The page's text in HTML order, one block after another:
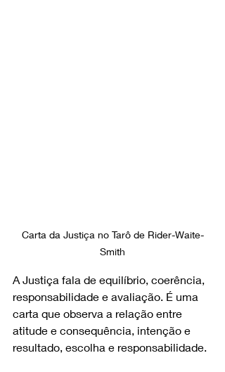
Carta da Justiça no Tarô de Rider-Waite-
Smith
A Justiça fala de equilíbrio, coerência,
responsabilidade e avaliação. É uma
carta que observa a relação entre
atitude e consequência, intenção e
resultado, escolha e responsabilidade.